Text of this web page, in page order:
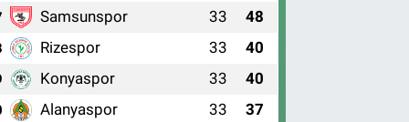
Samsunspor 33 48
Rizespor 33 40
Konyaspor 33 40
Alanyaspor 33 37